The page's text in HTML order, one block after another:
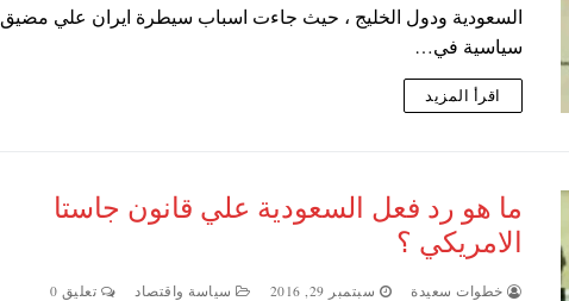
السعودية ودول الخليج ، حيث جاءت اسباب سيطرة ايران علي
سياسية في…
اقرأ المزيد
ما هو رد فعل السعودية علي قانون جاستا
الامريكي ؟
خطوات سعيدة سبتمبر 29, 2016 سياسة واقتصاد تعليق 0